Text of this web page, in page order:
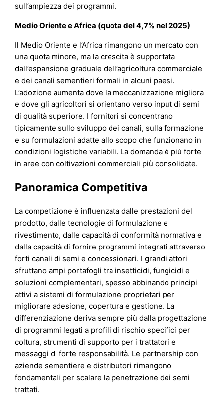
sull’ampiezza dei programmi.
Medio Oriente e Africa (quota del 4,7% nel 2025)
Il Medio Oriente e l’Africa rimangono un mercato con
una quota minore, ma la crescita è supportata
dall’espansione graduale dell’agricoltura commerciale
e dei canali sementieri formali in alcuni paesi.
L’adozione aumenta dove la meccanizzazione migliora
e dove gli agricoltori si orientano verso input di semi
di qualità superiore. I fornitori si concentrano
tipicamente sullo sviluppo dei canali, sulla formazione
e su formulazioni adatte allo scopo che funzionano in
condizioni logistiche variabili. La domanda è più forte
in aree con coltivazioni commerciali più consolidate.
Panoramica Competitiva
La competizione è influenzata dalle prestazioni del
prodotto, dalle tecnologie di formulazione e
rivestimento, dalle capacità di conformità normativa e
dalla capacità di fornire programmi integrati attraverso
forti canali di semi e concessionari. I grandi attori
sfruttano ampi portafogli tra insetticidi, fungicidi e
soluzioni complementari, spesso abbinando principi
attivi a sistemi di formulazione proprietari per
migliorare adesione, copertura e gestione. La
differenziazione deriva sempre più dalla progettazione
di programmi legati a profili di rischio specifici per
coltura, strumenti di supporto per i trattatori e
messaggi di forte responsabilità. Le partnership con
aziende sementiere e distributori rimangono
fondamentali per scalare la penetrazione dei semi
trattati.